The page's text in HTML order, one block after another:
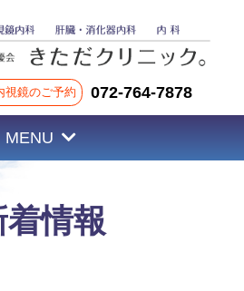
視鏡のご予約 072-764-7878
MENU
着情報